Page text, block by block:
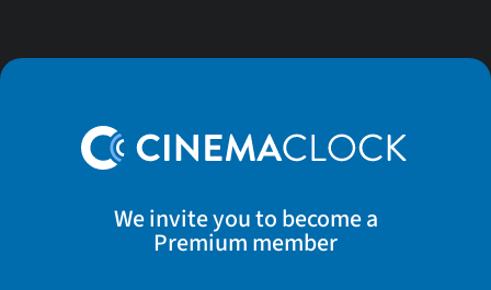
We invite you to become a
Premium member